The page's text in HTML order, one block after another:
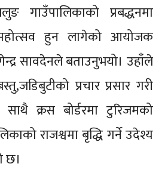
गाउँपालिकाको प्रबद्धनमा
हुन लागेको आयोजक
सावदेनले बताउनुभयो। उहाँले
प्रचार प्रसार गरी
क्रस बोर्डरमा टुरिजमको
राजश्वमा बृद्धि गर्ने उदेश्य
छ।